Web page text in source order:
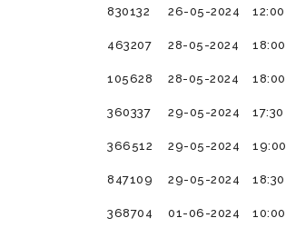
830132 26-05-2024 12:00
463207 28-05-2024 18:00
105628 28-05-2024 18:00
360337 29-05-2024 17:30
366512 29-05-2024 19:00
847109 29-05-2024 18:30
368704 01-06-2024 10:00